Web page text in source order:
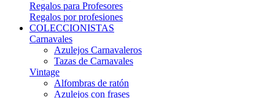
Regalos para Profesores
Regalos por profesiones
COLECCIONISTAS
Carnavales
Azulejos Carnavaleros
Tazas de Carnavales
Vintage
Alfombras de ratón
Azulejos con frases